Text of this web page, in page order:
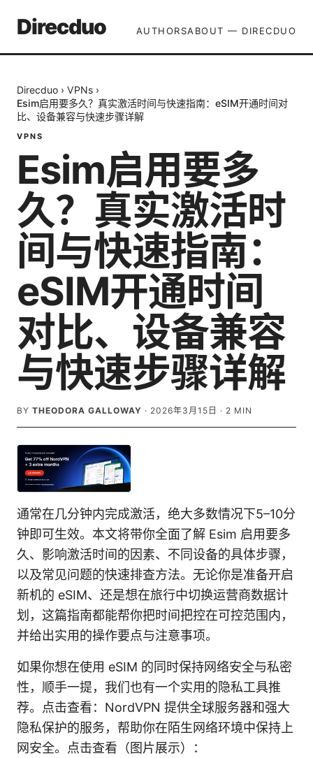
Direcduo AUTHORSABOUT — DIRECDUO
Direcduo › VPNs ›
Esim启用要多久？真实激活时间与快速指南：eSIM开通时间对
比、设备兼容与快速步骤详解
VPNS
Esim启用要多
久？真实激活时
间与快速指南：
eSIM开通时间
对比、设备兼容
与快速步骤详解
BY THEODORA GALLOWAY · 2026年3月15日 · 2 MIN
通常在几分钟内完成激活，绝大多数情况下5–10分
钟即可生效。本文将带你全面了解 Esim 启用要多
久、影响激活时间的因素、不同设备的具体步骤，
以及常见问题的快速排查方法。无论你是准备开启
新机的 eSIM、还是想在旅行中切换运营商数据计
划，这篇指南都能帮你把时间把控在可控范围内，
并给出实用的操作要点与注意事项。
如果你想在使用 eSIM 的同时保持网络安全与私密
性，顺手一提，我们也有一个实用的隐私工具推
荐。点击查看：NordVPN 提供全球服务器和强大
隐私保护的服务，帮助你在陌生网络环境中保持上
网安全。点击查看（图片展示）：